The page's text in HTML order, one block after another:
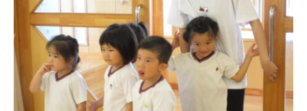
人
明
善
学